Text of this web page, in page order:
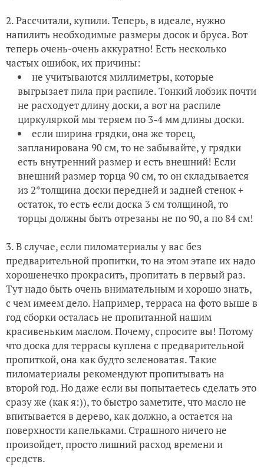
2. Рассчитали, купили. Теперь, в идеале, нужно
напилить необходимые размеры досок и бруса. Вот
теперь очень-очень аккуратно! Есть несколько
частых ошибок, их причины:
не учитываются миллиметры, которые
выгрызает пила при распиле. Тонкий лобзик почти
не расходует длину доски, а вот на распиле
циркуляркой мы теряем по 3-4 мм длины доски.
если ширина грядки, она же торец,
запланирована 90 см, то не забывайте, у грядки
есть внутренний размер и есть внешний! Если
внешний размер торца 90 см, то он складывается
из 2*толщина доски передней и задней стенок +
остаток, то есть если доска 3 см толщиной, то
торцы должны быть отрезаны не по 90, а по 84 см!
3. В случае, если пиломатериалы у вас без
предварительной пропитки, то на этом этапе их надо
хорошенечко прокрасить, пропитать в первый раз.
Тут надо быть очень внимательным и хорошо знать,
с чем имеем дело. Например, терраса на фото выше в
год сборки осталась не пропитанной нашим
красивеньким маслом. Почему, спросите вы! Потому
что доска для террасы куплена с предварительной
пропиткой, она как будто зеленоватая. Такие
пиломатериалы рекомендуют пропитывать на
второй год. Но даже если вы попытаетесь сделать это
сразу же (как я:)), то быстро заметите, что масло не
впитывается в дерево, как должно, а остается на
поверхности капельками. Страшного ничего не
произойдет, просто лишний расход времени и
средств.